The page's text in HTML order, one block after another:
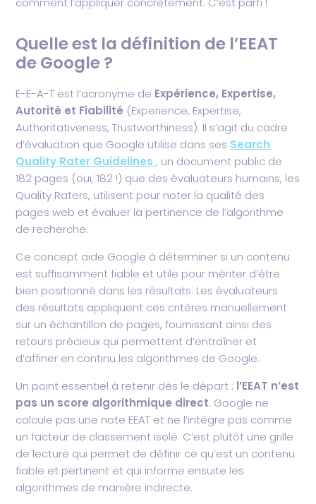
Quelle est la définition de l’EEAT
de Google ?
E-E-A-T est l’acronyme de Expérience, Expertise,
Autorité et Fiabilité (Experience, Expertise,
Authoritativeness, Trustworthiness). Il s’agit du cadre
d’évaluation que Google utilise dans ses Search
Quality Rater Guidelines , un document public de
182 pages (oui, 182 !) que des évaluateurs humains, les
Quality Raters, utilisent pour noter la qualité des
pages web et évaluer la pertinence de l’algorithme
de recherche.
Ce concept aide Google à déterminer si un contenu
est suffisamment fiable et utile pour mériter d’être
bien positionné dans les résultats. Les évaluateurs
des résultats appliquent ces critères manuellement
sur un échantillon de pages, fournissant ainsi des
retours précieux qui permettent d’entraîner et
d’affiner en continu les algorithmes de Google.
Un point essentiel à retenir dès le départ : l’EEAT n’est
pas un score algorithmique direct. Google ne
calcule pas une note EEAT et ne l’intègre pas comme
un facteur de classement isolé. C’est plutôt une grille
de lecture qui permet de définir ce qu’est un contenu
fiable et pertinent et qui informe ensuite les
algorithmes de manière indirecte.